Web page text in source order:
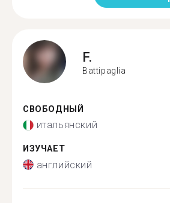
F.
Battipaglia
СВОБОДНЫЙ
итальянский
ИЗУЧАЕТ
английский